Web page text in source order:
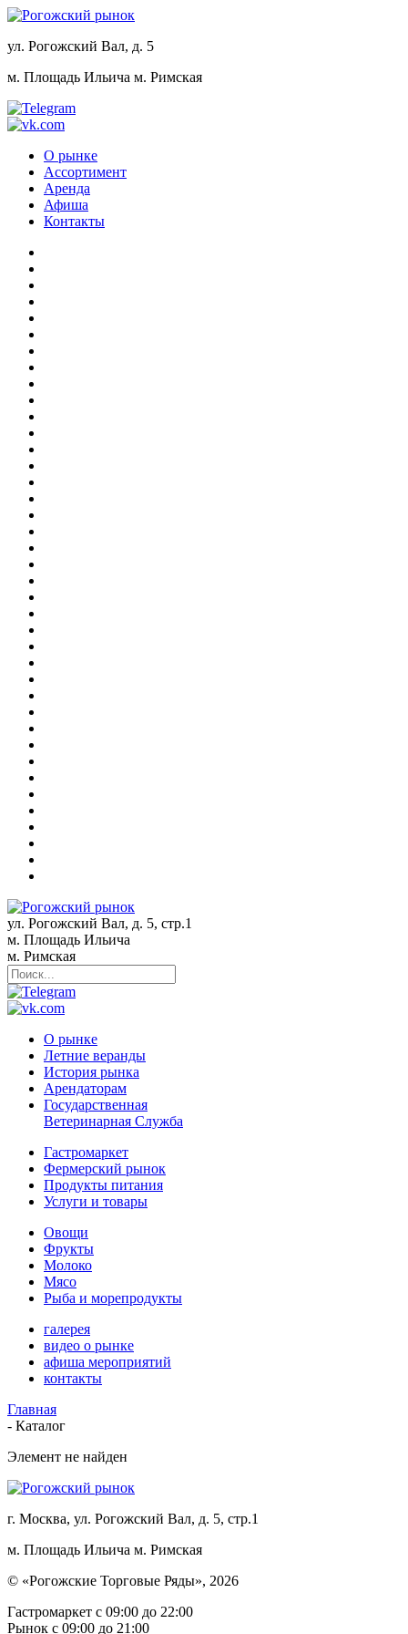
ул. Рогожский Вал, д. 5
м. Площадь Ильича м. Римская
О рынке
Ассортимент
Аренда
Афиша
Контакты
ул. Рогожский Вал, д. 5, стр.1
м. Площадь Ильича
м. Римская
О рынке
Летние веранды
История рынка
Арендаторам
Государственная
Ветеринарная Служба
Гастромаркет
Фермерский рынок
Продукты питания
Услуги и товары
Овощи
Фрукты
Молоко
Мясо
Рыба и морепродукты
галерея
видео о рынке
афиша мероприятий
контакты
Главная
- Каталог
Элемент не найден
г. Москва, ул. Рогожский Вал, д. 5, стр.1
м. Площадь Ильича м. Римская
© «Рогожские Торговые Ряды», 2026
Гастромаркет с 09:00 до 22:00
Рынок c 09:00 до 21:00